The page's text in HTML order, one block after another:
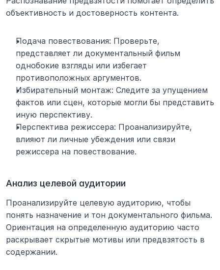
объективность и достоверность контента.
Подача повествования: Проверьте,
представляет ли документальный фильм
однобокие взгляды или избегает
противоположных аргументов.
Избирательный монтаж: Следите за упущением
фактов или сцен, которые могли бы представить
иную перспективу.
Перспектива режиссера: Проанализируйте,
влияют ли личные убеждения или связи
режиссера на повествование.
Анализ целевой аудитории
Проанализируйте целевую аудиторию, чтобы
понять назначение и тон документального фильма.
Ориентация на определенную аудиторию часто
раскрывает скрытые мотивы или предвзятость в
содержании.